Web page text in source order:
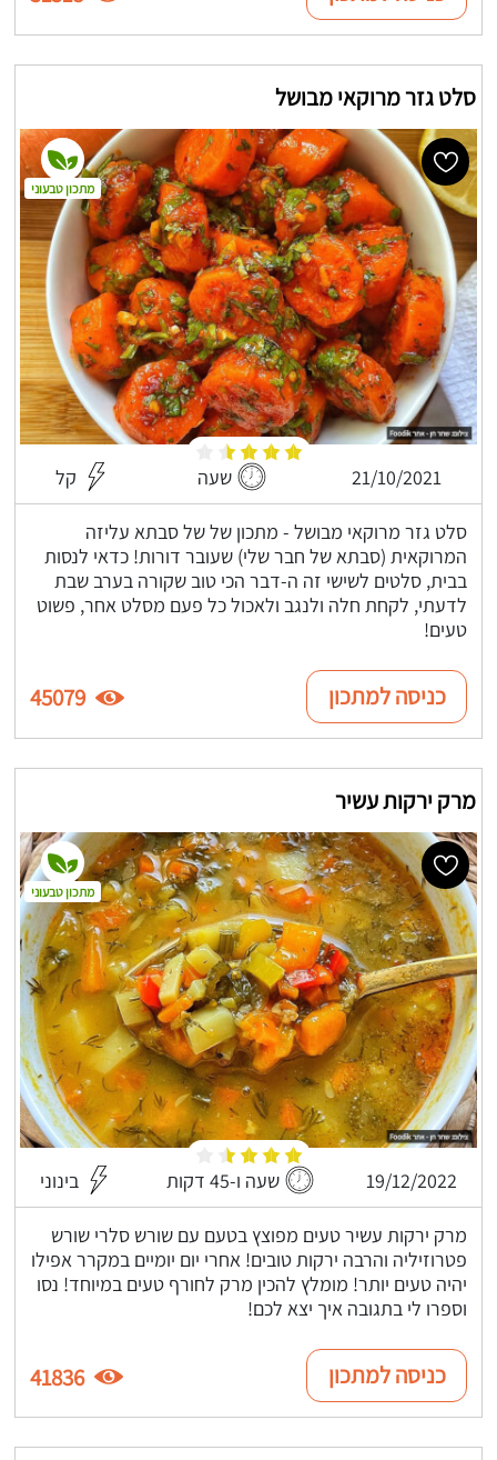
סלט גזר מרוקאי מבושל
21/10/2021 שעה קל
סלט גזר מרוקאי מבושל - מתכון של של סבתא עליזה
המרוקאית (סבתא של חבר שלי) שעובר דורות! כדאי לנסות
בבית, סלטים לשישי זה ה-דבר הכי טוב שקורה בערב שבת
לדעתי, לקחת חלה ולנגב ולאכול כל פעם מסלט אחר, פשוט
טעים!
מתכון טבעוני
כניסה למתכון 45079
מרק ירקות עשיר
19/12/2022 שעה ו-45 דקות בינוני
מרק ירקות עשיר טעים מפוצץ בטעם עם שורש סלרי שורש
פטרוזיליה והרבה ירקות טובים! אחרי יום יומיים במקרר אפילו
יהיה טעים יותר! מומלץ להכין מרק לחורף טעים במיוחד! נסו
וספרו לי בתגובה איך יצא לכם!
מתכון טבעוני
כניסה למתכון 41836